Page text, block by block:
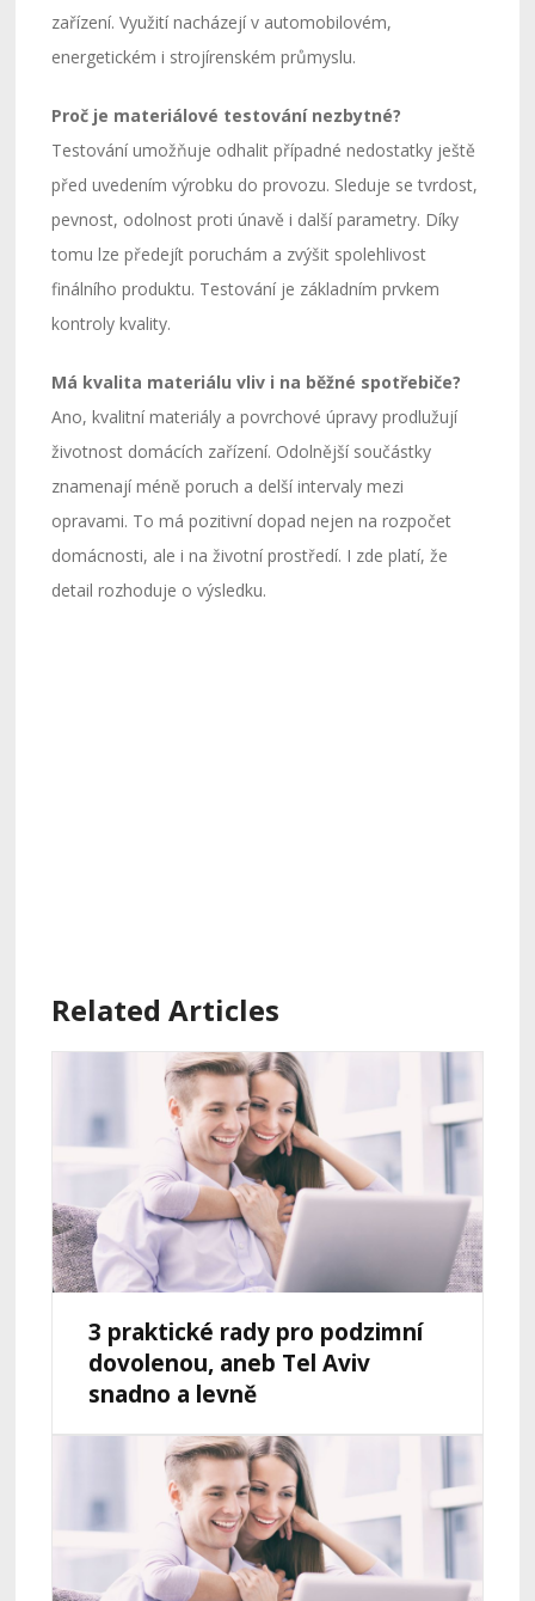
zařízení. Využití nacházejí v automobilovém,
energetickém i strojírenském průmyslu.
Proč je materiálové testování nezbytné?
Testování umožňuje odhalit případné nedostatky ještě
před uvedením výrobku do provozu. Sleduje se tvrdost,
pevnost, odolnost proti únavě i další parametry. Díky
tomu lze předejít poruchám a zvýšit spolehlivost
finálního produktu. Testování je základním prvkem
kontroly kvality.
Má kvalita materiálu vliv i na běžné spotřebiče?
Ano, kvalitní materiály a povrchové úpravy prodlužují
životnost domácích zařízení. Odolnější součástky
znamenají méně poruch a delší intervaly mezi
opravami. To má pozitivní dopad nejen na rozpočet
domácnosti, ale i na životní prostředí. I zde platí, že
detail rozhoduje o výsledku.
Related Articles
3 praktické rady pro podzimní
dovolenou, aneb Tel Aviv
snadno a levně